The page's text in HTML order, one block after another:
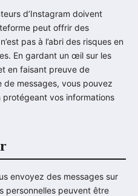
d’Instagram doivent
peut offrir des
pas à l’abri des risques en
En gardant un œil sur les
en faisant preuve de
de messages, vous pouvez
vos informations
envoyez des messages sur
personnelles peuvent être